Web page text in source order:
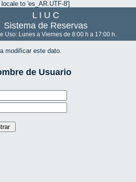
to 'es_AR.UTF-8']
L I U C
Sistema de Reservas
Uso: Lunes a Viernes de 8:00 h a 17:00 h.
modificar este dato.
de Usuario